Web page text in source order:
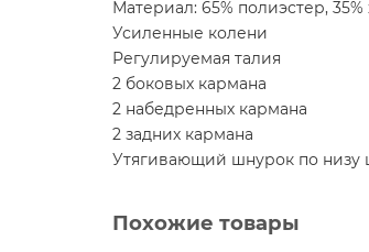
Материал: 65% полиэстер, 35%
Усиленные колени
Регулируемая талия
2 боковых кармана
2 набедренных кармана
2 задних кармана
Утягивающий шнурок по низу
Похожие товары